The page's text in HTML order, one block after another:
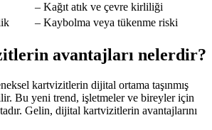
– Kağıt atık ve çevre kirliliği
– Kaybolma veya tükenme riski
avantajları nelerdir?
kartvizitlerin dijital ortama taşınmış
Bu yeni trend, işletmeler ve bireyler için
Gelin, dijital kartvizitlerin avantajlarını